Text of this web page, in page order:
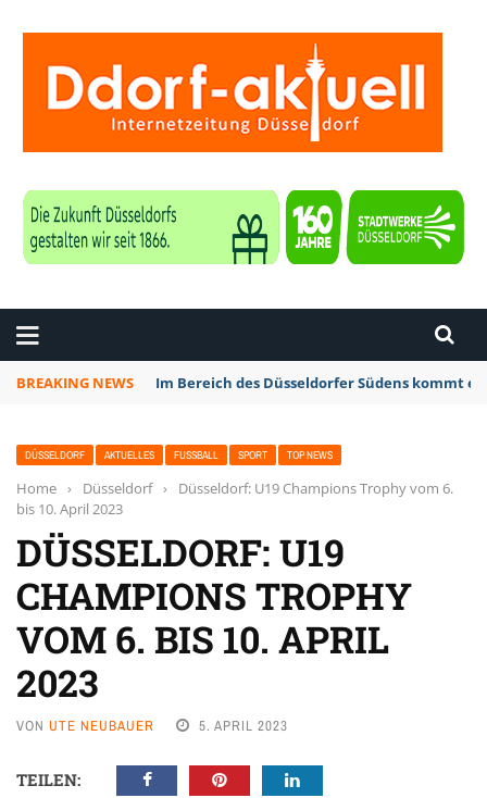
BREAKING NEWS Im Bereich des Düsseldorfer Südens kommt
DÜSSELDORF AKTUELLES FUSSBALL SPORT TOP NEWS
Home › Düsseldorf ›
Düsseldorf: U19 Champions Trophy vom 6.
bis 10. April 2023
DÜSSELDORF: U19
CHAMPIONS TROPHY
VOM 6. BIS 10. APRIL
2023
VON UTE NEUBAUER 5. APRIL 2023
TEILEN: